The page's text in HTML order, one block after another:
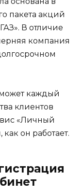
пакета акций
В отличие
компания
может каждый
клиентов
«Личный
как он работает.